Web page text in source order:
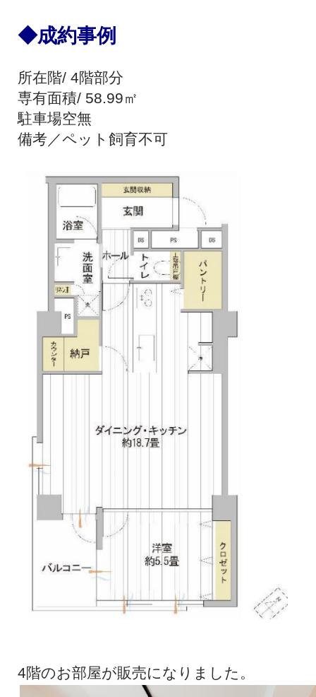
◆成約事例
所在階/ 4階部分
専有面積/ 58.99㎡
駐車場空無
備考／ペット飼育不可
4階のお部屋が販売になりました。